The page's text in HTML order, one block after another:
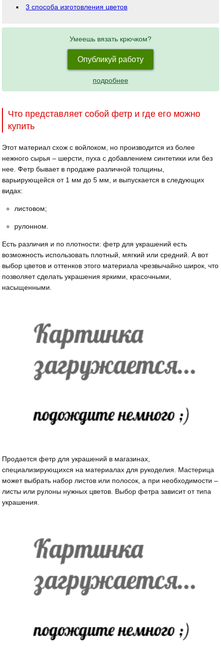
3 способа изготовления цветов
Умеешь вязать крючком?
Опубликуй работу
подробнее
Что представляет собой фетр и где его можно
купить
Этот материал схож с войлоком, но производится из более
нежного сырья – шерсти, пуха с добавлением синтетики или без
нее. Фетр бывает в продаже различной толщины,
варьирующейся от 1 мм до 5 мм, и выпускается в следующих
видах:
листовом;
рулонном.
Есть различия и по плотности: фетр для украшений есть
возможность использовать плотный, мягкий или средний. А вот
выбор цветов и оттенков этого материала чрезвычайно широк, что
позволяет сделать украшения яркими, красочными,
насыщенными.
Продается фетр для украшений в магазинах,
специализирующихся на материалах для рукоделия. Мастерица
может выбрать набор листов или полосок, а при необходимости –
листы или рулоны нужных цветов. Выбор фетра зависит от типа
украшения.